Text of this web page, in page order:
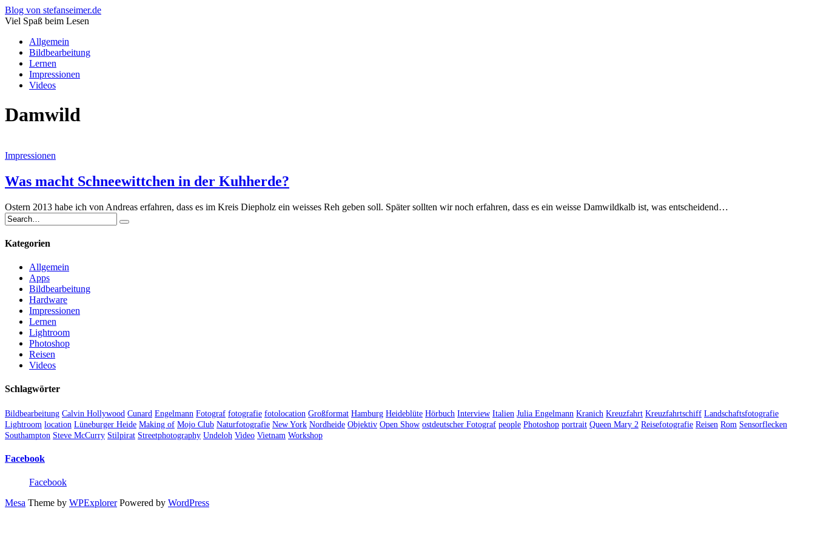
Blog von stefanseimer.de
Viel Spaß beim Lesen
Allgemein
Bildbearbeitung
Lernen
Impressionen
Videos
Damwild
Impressionen
Was macht Schneewittchen in der Kuhherde?
Ostern 2013 habe ich von Andreas erfahren, dass es im Kreis Diepholz ein weisses Reh geben soll. Später sollten wir noch erfahren, dass es ein weisse Damwildkalb ist, was entscheidend…
Kategorien
Allgemein
Apps
Bildbearbeitung
Hardware
Impressionen
Lernen
Lightroom
Photoshop
Reisen
Videos
Schlagwörter
Bildbearbeitung Calvin Hollywood Cunard Engelmann Fotograf fotografie fotolocation Großformat Hamburg Heideblüte Hörbuch Interview Italien Julia Engelmann Kranich Kreuzfahrt Kreuzfahrtschiff Landschaftsfotografie
Lightroom location Lüneburger Heide Making of Mojo Club Naturfotografie New York Nordheide Objektiv Open Show ostdeutscher Fotograf people Photoshop portrait Queen Mary 2 Reisefotografie Reisen Rom Sensorflecken
Southampton Steve McCurry Stilpirat Streetphotography Undeloh Video Vietnam Workshop
Facebook
Facebook
Mesa Theme by WPExplorerPowered by WordPress